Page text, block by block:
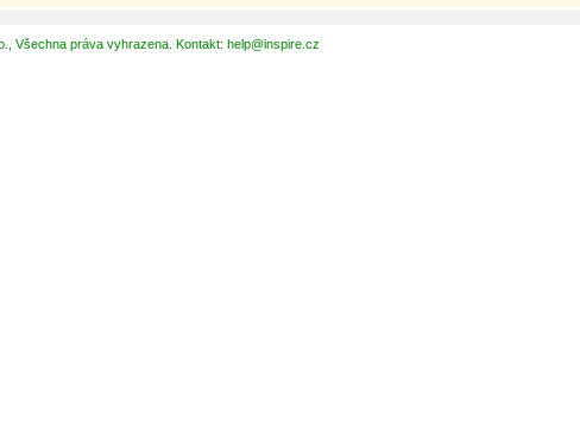
Všechna práva vyhrazena. Kontakt: help@inspire.cz